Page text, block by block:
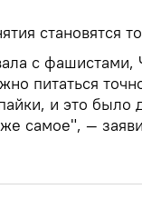
становятся
с
питаться
и это было
самое", —